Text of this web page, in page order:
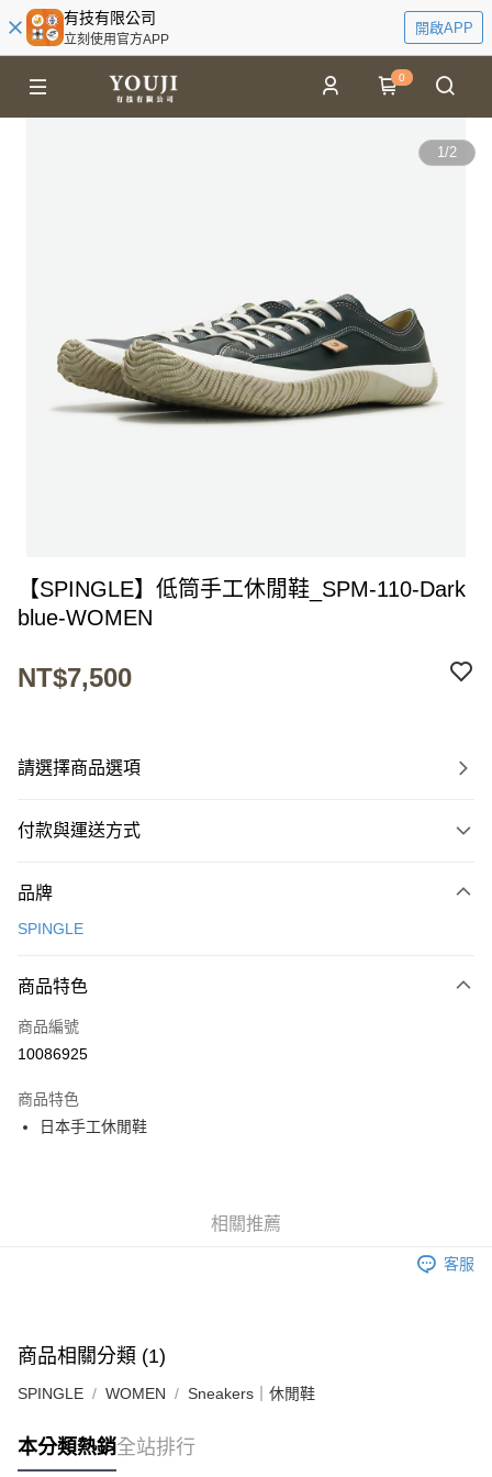
有技有限公司
立刻使用官方APP
開啟APP
0
1/2
【SPINGLE】低筒手工休閒鞋_SPM-110-Dark
blue-WOMEN
NT$7,500
請選擇商品選項
付款與運送方式
信用卡一次付款
LINE Pay
Apple Pay
悠遊付
付款後全家取貨
每筆NT$60
品牌
SPINGLE
商品特色
商品編號
10086925
商品特色
日本手工休閒鞋
相關推薦
客服
商品相關分類 (1)
SPINGLE WOMEN Sneakers｜休閒鞋
本分類熱銷全站排行